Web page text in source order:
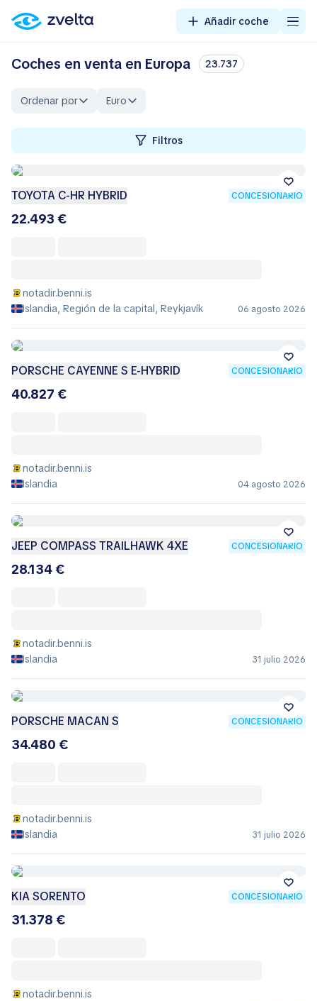
Añadir coche
Coches en venta en Europa 23.737
Ordenar por Euro
Filtros
TOYOTA C-HR HYBRID CONCESIONARIO
22.493 €
notadir.benni.is
Islandia, Región de la capital, Reykjavík
06 agosto 2026
PORSCHE CAYENNE S E-HYBRID CONCESIONARIO
40.827 €
notadir.benni.is
Islandia
04 agosto 2026
JEEP COMPASS TRAILHAWK 4XE CONCESIONARIO
28.134 €
notadir.benni.is
Islandia
31 julio 2026
PORSCHE MACAN S CONCESIONARIO
34.480 €
notadir.benni.is
Islandia
31 julio 2026
KIA SORENTO CONCESIONARIO
31.378 €
notadir.benni.is